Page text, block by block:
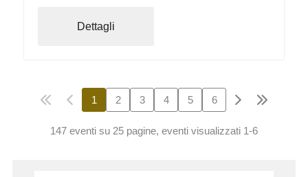
Dettagli
1 2 3 4 5 6
147 eventi su 25 pagine, eventi visualizzati 1-6